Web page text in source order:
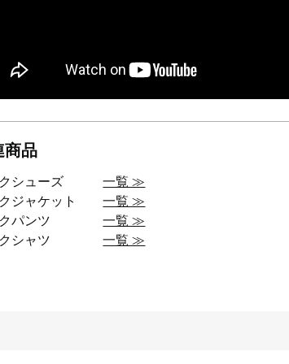
商品
クシューズ一覧 ≫
クジャケット一覧 ≫
クパンツ一覧 ≫
クシャツ一覧 ≫